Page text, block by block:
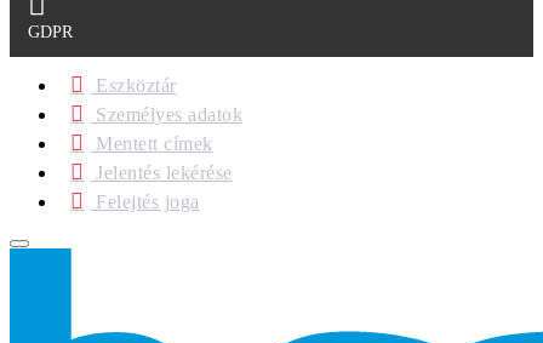
GDPR
Eszköztár
Személyes adatok
Mentett címek
Jelentés lekérése
Felejtés joga